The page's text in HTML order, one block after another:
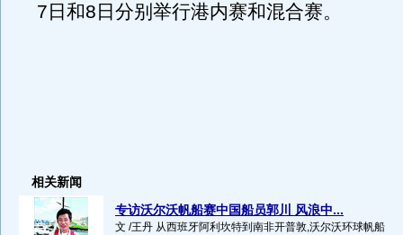
7日和8日分别举行港内赛和混合赛。
相关新闻
专访沃尔沃帆船赛中国船员郭川 风浪中...
文 /王丹 从西班牙阿利坎特到南非开普敦,沃尔沃环球帆船